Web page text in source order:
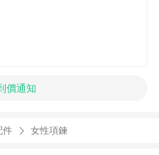
價通知
件 女性項鍊